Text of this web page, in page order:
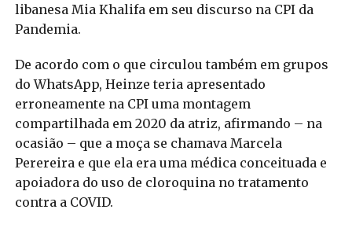
libanesa Mia Khalifa em seu discurso na CPI da
Pandemia.
De acordo com o que circulou também em grupos
do WhatsApp, Heinze teria apresentado
erroneamente na CPI uma montagem
compartilhada em 2020 da atriz, afirmando – na
ocasião – que a moça se chamava Marcela
Perereira e que ela era uma médica conceituada e
apoiadora do uso de cloroquina no tratamento
contra a COVID.